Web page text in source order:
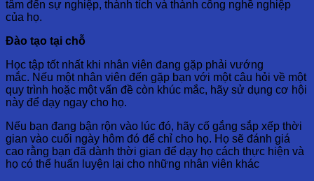
tâm đến sự nghiệp, thành tích và thành công nghề nghiệp
của họ.
Đào tạo tại chỗ
Học tập tốt nhất khi nhân viên đang gặp phải vướng
mắc. Nếu một nhân viên đến gặp bạn với một câu hỏi về một
quy trình hoặc một vấn đề còn khúc mắc, hãy sử dụng cơ hội
này để dạy ngay cho họ.
Nếu bạn đang bận rộn vào lúc đó, hãy cố gắng sắp xếp thời
gian vào cuối ngày hôm đó để chỉ cho họ. Họ sẽ đánh giá
cao rằng bạn đã dành thời gian để dạy họ cách thực hiện và
họ có thể huấn luyện lại cho những nhân viên khác